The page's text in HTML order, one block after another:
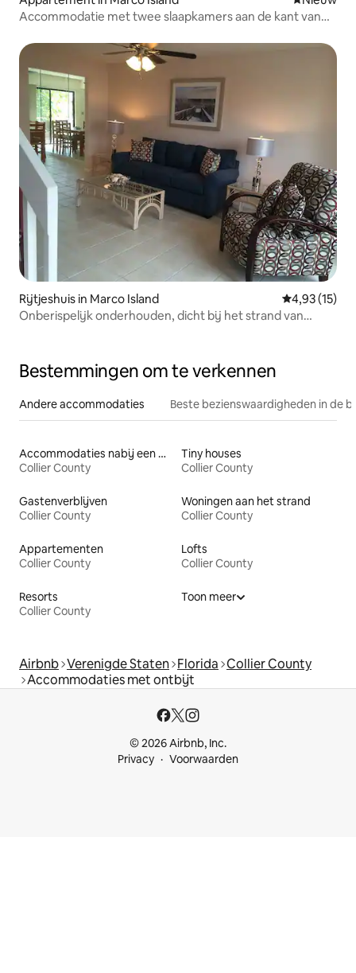
Accommodatie met twee slaapkamers aan de kant van
Rijtjeshuis in Marco Island Gemiddelde
4,93 (15)
Onberispelijk onderhouden, dicht bij het strand van
Bestemmingen om te verkennen
Andere accommodaties Beste bezienswaardigheden in de
Accommodaties nabij een meer
Collier County
Tiny houses
Collier County
Gastenverblijven
Collier County
Woningen aan het strand
Collier County
Appartementen
Collier County
Lofts
Collier County
Resorts
Collier County
Toon meer
Airbnb Verenigde Staten Florida Collier County
Accommodaties met ontbijt
© 2026 Airbnb, Inc.
Privacy
Voorwaarden